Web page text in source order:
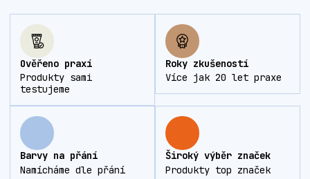
Ověřeno praxí
Produkty sami
testujeme
Roky zkušeností
Více jak 20 let praxe
Barvy na přání
Namícháme dle přání
Široký výběr značek
Produkty top značek